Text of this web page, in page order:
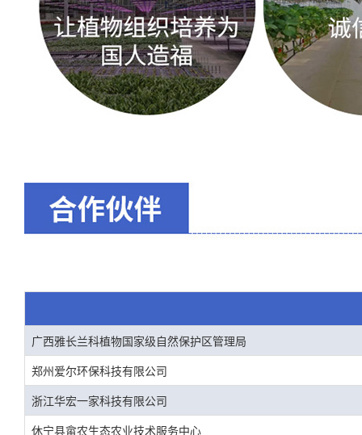
广西雅长兰科植物国家级自然保护区管理局
郑州爱尔环保科技有限公司
浙江华宏一家科技有限公司
休宁县畲农生态农业技术服务中心